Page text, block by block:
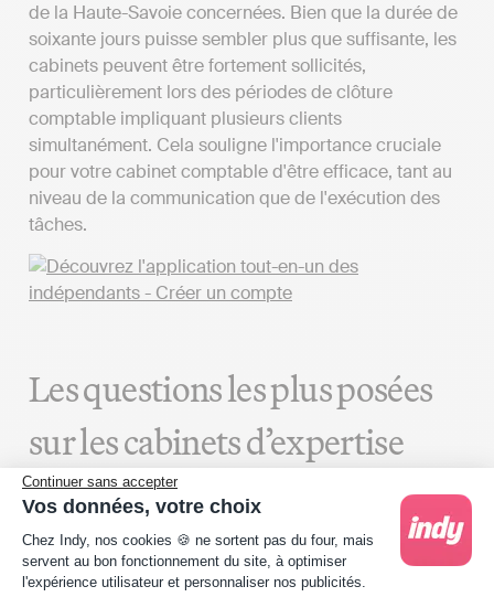
Continuer sans accepter
Vos données, votre choix
Plateforme de Gestion du Consentement :
Chez Indy, nos cookies 🍪 ne sortent pas du four, mais
servent au bon fonctionnement du site, à optimiser
l'expérience utilisateur et personnaliser nos publicités.
de la Haute-Savoie concernées. Bien que la durée de
soixante jours puisse sembler plus que suffisante, les
cabinets peuvent être fortement sollicités,
particulièrement lors des périodes de clôture
comptable impliquant plusieurs clients
simultanément. Cela souligne l'importance cruciale
pour votre cabinet comptable d'être efficace, tant au
niveau de la communication que de l'exécution des
tâches.
Les questions les plus posées
sur les cabinets d’expertise
comptable à Épagny et ailleurs
Comment trouver un